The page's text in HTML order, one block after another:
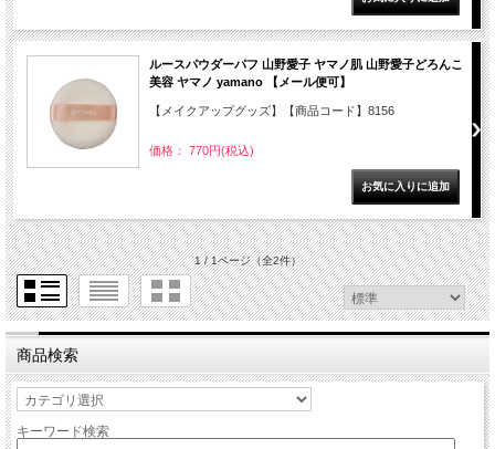
ルースパウダーパフ 山野愛子 ヤマノ肌 山野愛子どろんこ
美容 ヤマノ yamano 【メール便可】
【メイクアップグッズ】【商品コード】8156
価格： 770円(税込)
1 / 1ページ（全2件）
商品検索
キーワード検索